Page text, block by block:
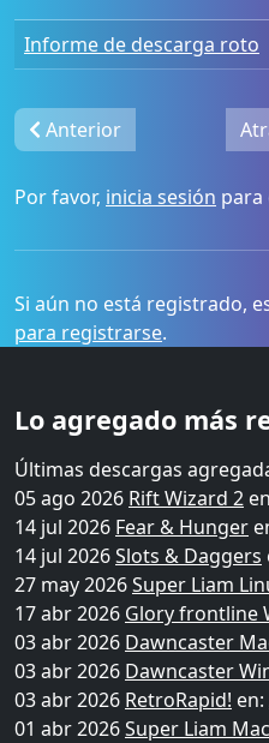
Informe de descarga roto
Anterior
Por favor, inicia sesión para
Si aún no está registrado,
para registrarse.
Lo agregado más
Últimas descargas
05 ago 2026 Rift Wizard 2
14 jul 2026 Fear & Hunger
14 jul 2026Slots & Daggers
27 may 2026Super Liam
17 abr 2026 Glory frontline
03 abr 2026 Dawncaster
03 abr 2026 Dawncaster
03 abr 2026 RetroRapid! en:
01 abr 2026Super Liam Mac